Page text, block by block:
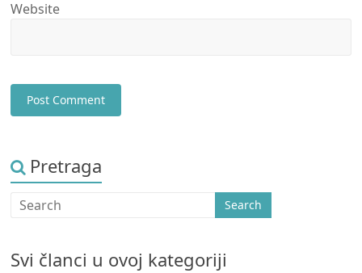
Website
Pretraga
Svi članci u ovoj kategoriji